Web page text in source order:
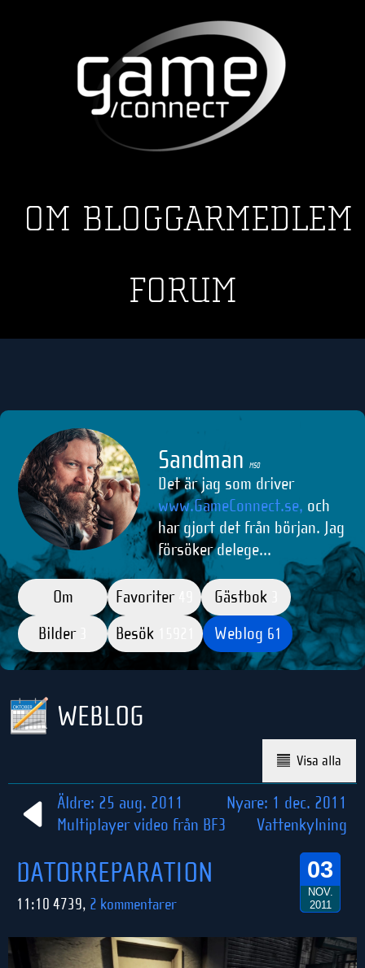
OM BLOGGARMEDLEM
FORUM
Sandman M50
Det är jag som driver
www.GameConnect.se, och
har gjort det från början. Jag
försöker delege...
Om Favoriter Gästbok
Bilder Besök Weblog 61
WEBLOG
Visa alla
Äldre: 25 aug. 2011
Multiplayer video från BF3
Nyare: 1 dec. 2011
Vattenkylning
03
NOV.
2011
DATORREPARATION
11:10 4739, 2 kommentarer